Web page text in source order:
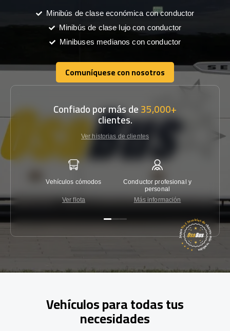
Minibús de clase económica con conductor
Minibús de clase lujo con conductor
Minibuses medianos con conductor
Comuníquese con nosotros
Comuníquese con nosotros
Confiado por más de35,000+
clientes.
Ver historias de clientes
Vehículos cómodos
Ver flota
Conductor profesional y
personal
Más información
Vehículos para todas tus
necesidades